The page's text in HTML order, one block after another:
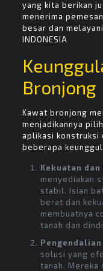
yang kita berikan
menerima
besar dan
INDONESIA
Bronjong
Kawat bronjong
menjadikannya
aplikasi konstruksi
beberapa
Kekuatan
menyediakan
stabil. Isian
berat dan
membuatnya
tanah dan
solusi yang
tanah. Mereka